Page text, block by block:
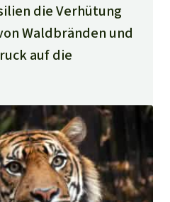
die Verhütung
Waldbränden und
auf die